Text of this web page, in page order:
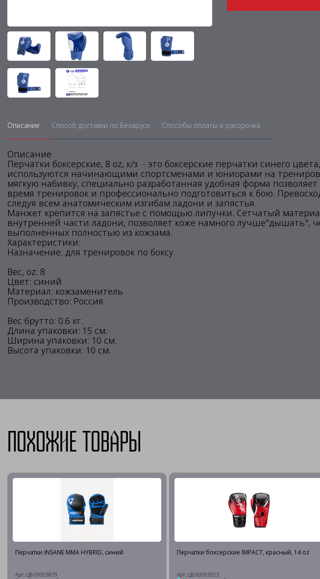
Описание Способ доставки по Беларуси Способы оплаты и рассрочка
Описание
Перчатки боксерские, 8 oz, к/з - это боксерские перчатки синего
используются начинающими спортсменами и юниорами на
мягкую набивку, специально разработанная удобная форма
время тренировок и профессионально подготовиться к бою.
следуя всем анатомическим изгибам ладони и запястья.
Манжет крепится на запястье с помощью липучки. Сетчатый
внутренней части ладони, позволяет коже намного лучше"дышать",
выполненных полностью из кожзама.
Характеристики:
Назначение: для тренировок по боксу
Вес, oz: 8
Цвет: синий
Материал: кожзаменитель
Производство: Россия
Вес брутто: 0.6 кг.
Длина упаковки: 15 см.
Ширина упаковки: 10 см.
Высота упаковки: 10 см.
Похожие товары
Перчатки INSANE MMA HYBRID, синий
Арт: ЦБ-00003879
Перчатки боксерские IMPACT, красный, 14 oz
Арт: ЦБ-00003923